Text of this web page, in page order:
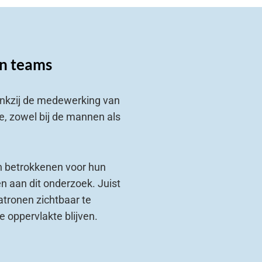
teams
de medewerking van
zowel bij de mannen als
betrokkenen voor hun
aan dit onderzoek. Juist
zichtbaar te
oppervlakte blijven.